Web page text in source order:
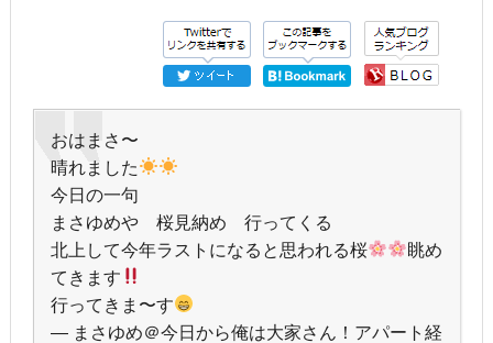
おはまさ〜
晴れました
今日の一句
まさゆめや 桜見納め 行ってくる
北上して今年ラストになると思われる桜
眺め
てきます
行ってきま〜す
— まさゆめ＠今日から俺は大家さん！アパート経